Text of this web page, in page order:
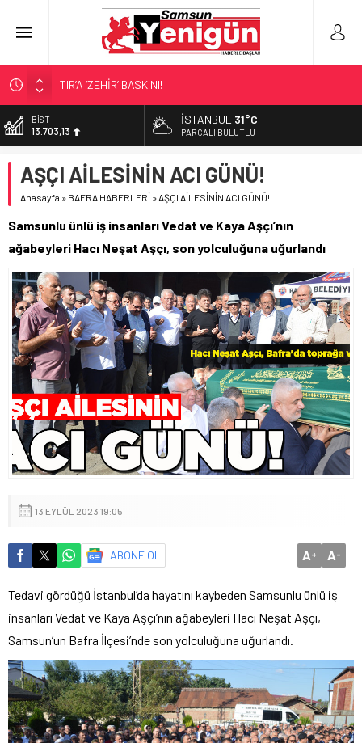
TIR’A ‘ZEHİR’ BASKINI!
FECİ SON!
UÇURUMDA CAN PAZARI!
BİLİMİN İZİNDE!
DOLAR
47,5932
55,0919
ALTIN
13.703,13
İSTANBUL 31°C
PARÇALI BULUTLU
AŞÇI AİLESİNİN ACI GÜNÜ!
Anasayfa » BAFRA HABERLERİ »AŞÇI AİLESİNİN ACI GÜNÜ!
Samsunlu ünlü iş insanları Vedat ve Kaya Aşçı’nın
ağabeyleri Hacı Neşat Aşçı, son yolculuğuna uğurlandı
13 EYLÜL 2023 19:05
ABONE OL A+ A-
Tedavi gördüğü İstanbul’da hayatını kaybeden Samsunlu ünlü iş
insanları Vedat ve Kaya Aşçı’nın ağabeyleri Hacı Neşat Aşçı,
Samsun’un Bafra İlçesi’nde son yolculuğuna uğurlandı.